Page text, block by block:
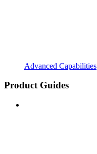
Advanced Capabilities
Product Guides